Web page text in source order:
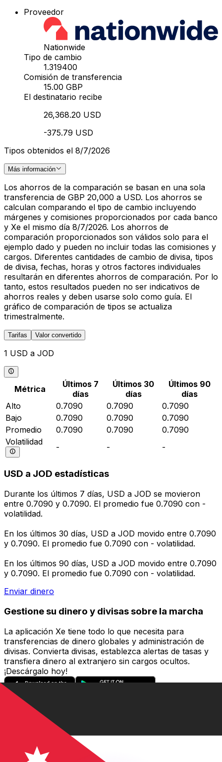
Proveedor
Nationwide
Tipo de cambio
1.319400
Comisión de transferencia
15.00 GBP
El destinatario recibe
26,368.20 USD
-375.79 USD
Tipos obtenidos el 8/7/2026
Más información
Los ahorros de la comparación se basan en una sola
transferencia de GBP 20,000 a USD. Los ahorros se
calculan comparando el tipo de cambio incluyendo
márgenes y comisiones proporcionados por cada banco
y Xe el mismo día 8/7/2026. Los ahorros de
comparación proporcionados son válidos solo para el
ejemplo dado y pueden no incluir todas las comisiones y
cargos. Diferentes cantidades de cambio de divisa, tipos
de divisa, fechas, horas y otros factores individuales
resultarán en diferentes ahorros de comparación. Por lo
tanto, estos resultados pueden no ser indicativos de
ahorros reales y deben usarse solo como guía. El
gráfico de comparación de tipos se actualiza
trimestralmente.
Tarifas Valor convertido
1 USD a JOD
Métrica
Últimos 7
días
Últimos 30
días
Últimos 90
días
Alto
0.7090 0.7090
0.7090
Bajo
0.7090 0.7090
0.7090
Promedio
0.7090 0.7090
0.7090
Volatilidad
- - -
USD a JOD estadísticas
Durante los últimos 7 días, USD a JOD se movieron
entre 0.7090 y 0.7090. El promedio fue 0.7090 con -
volatilidad.
En los últimos 30 días, USD a JOD movido entre 0.7090
y 0.7090. El promedio fue 0.7090 con - volatilidad.
En los últimos 90 días, USD a JOD movido entre 0.7090
y 0.7090. El promedio fue 0.7090 con - volatilidad.
Enviar dinero
Gestione su dinero y divisas sobre la marcha
La aplicación Xe tiene todo lo que necesita para
transferencias de dinero globales y administración de
divisas. Convierta divisas, establezca alertas de tasas y
transfiera dinero al extranjero sin cargos ocultos.
¡Descárgalo hoy!